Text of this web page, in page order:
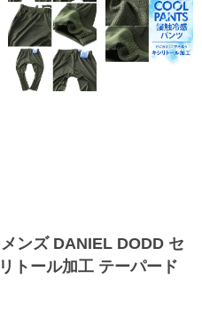
ンズ DANIEL DODD セ
トール加工 テーパード